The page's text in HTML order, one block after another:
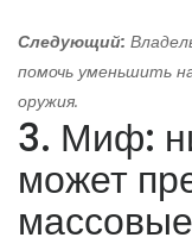
Следующий:
помочь уменьшить
оружия.
3. Миф:
может